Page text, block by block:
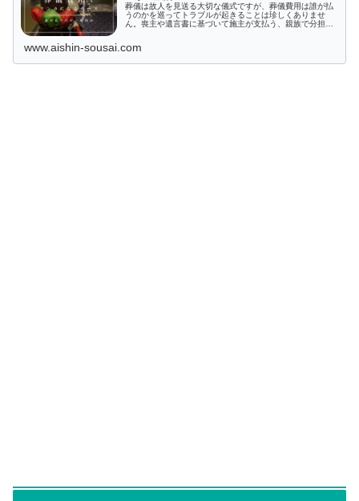
葬儀は故人を見送る大切な儀式ですが、葬儀費用は誰が払
うのかを巡ってトラブルが起きることは珍しくありませ
ん。喪主や遺言書に基づいて施主が支払う、親族で分担す
す。
www.aishin-sousai.com